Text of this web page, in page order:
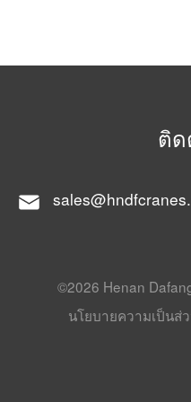
ติด
©2026 Henan
นโยบายความเป็นส่